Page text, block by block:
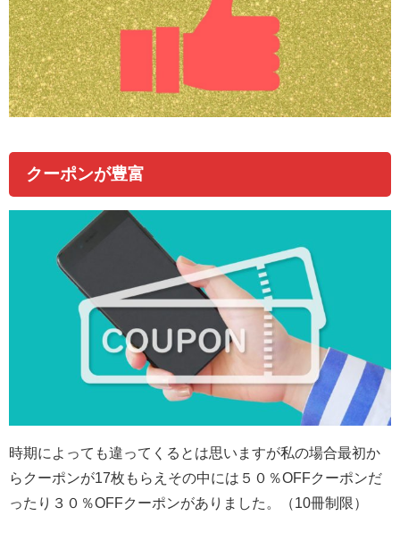
クーポンが豊富
時期によっても違ってくるとは思いますが私の場合最初か
らクーポンが17枚もらえその中には ５０％OFFクーポンだ
ったり３０％OFFクーポンがありました
。（10冊制限）